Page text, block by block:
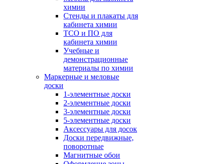
химии
Стенды и плакаты для
кабинета химии
ТСО и ПО для
кабинета химии
Учебные и
демонстрационные
материалы по химии
Маркерные и меловые
доски
1-элементные доски
2-элементные доски
3-элементные доски
5-элементные доски
Аксессуары для досок
Доски передвижные,
поворотные
Магнитные обои